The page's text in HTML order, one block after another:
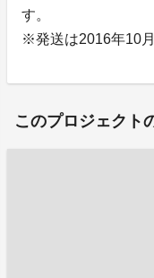
す。
※発送は2016年10
このプロジェクト